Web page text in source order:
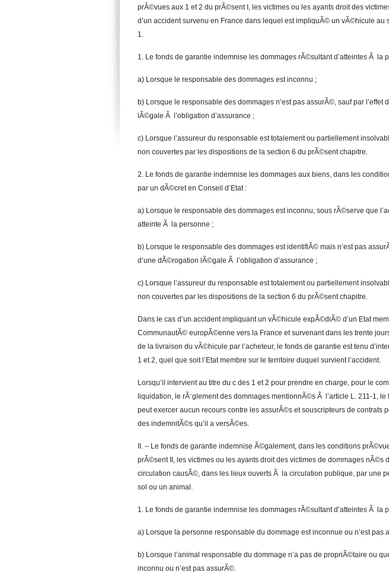
prÃ©vues aux 1 et 2 du prÃ©sent I, les victimes ou les ayants droit des
d’un accident survenu en France dans lequel est impliquÃ© un vÃ©hicule au
1.
1. Le fonds de garantie indemnise les dommages rÃ©sultant d’atteintes Ã la
a) Lorsque le responsable des dommages est inconnu ;
b) Lorsque le responsable des dommages n’est pas assurÃ©, sauf par l’effet
lÃ©gale Ã l’obligation d’assurance ;
c) Lorsque l’assureur du responsable est totalement ou partiellement
non couvertes par les dispositions de la section 6 du prÃ©sent chapitre.
2. Le fonds de garantie indemnise les dommages aux biens, dans les
par un dÃ©cret en Conseil d’Etat :
a) Lorsque le responsable des dommages est inconnu, sous rÃ©serve que
atteinte Ã la personne ;
b) Lorsque le responsable des dommages est identifiÃ© mais n’est pas
d’une dÃ©rogation lÃ©gale Ã l’obligation d’assurance ;
c) Lorsque l’assureur du responsable est totalement ou partiellement
non couvertes par les dispositions de la section 6 du prÃ©sent chapitre.
Dans le cas d’un accident impliquant un vÃ©hicule expÃ©diÃ© d’un Etat
CommunautÃ© europÃ©enne vers la France et survenant dans les trente
de la livraison du vÃ©hicule par l’acheteur, le fonds de garantie est tenu
1 et 2, quel que soit l’Etat membre sur le territoire duquel survient l’accident.
Lorsqu’il intervient au titre du c des 1 et 2 pour prendre en charge, pour le
liquidation, le rÃ¨glement des dommages mentionnÃ©s Ã l’article L. 211-1, le
peut exercer aucun recours contre les assurÃ©s et souscripteurs de contrats
des indemnitÃ©s qu’il a versÃ©es.
II. – Le fonds de garantie indemnise Ã©galement, dans les conditions
prÃ©sent II, les victimes ou les ayants droit des victimes de dommages nÃ©s
circulation causÃ©, dans les lieux ouverts Ã la circulation publique, par une
sol ou un animal.
1. Le fonds de garantie indemnise les dommages rÃ©sultant d’atteintes Ã la
a) Lorsque la personne responsable du dommage est inconnue ou n’est pas
b) Lorsque l’animal responsable du dommage n’a pas de propriÃ©taire ou
inconnu ou n’est pas assurÃ©.